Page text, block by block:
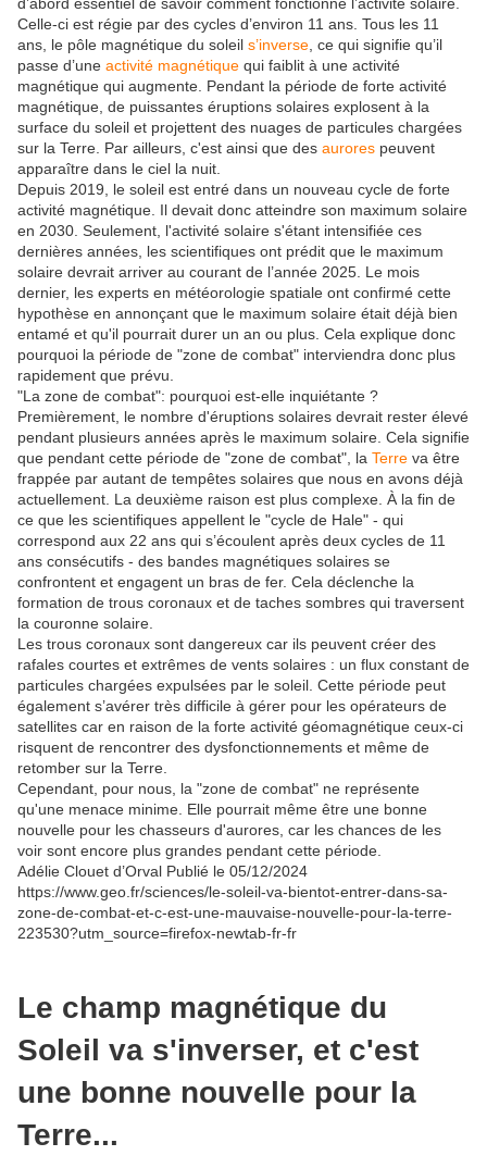
d’abord essentiel de savoir comment fonctionne l’activité solaire.
Celle-ci est régie par des cycles d’environ 11 ans. Tous les 11
ans, le pôle magnétique du soleil s’inverse, ce qui signifie qu’il
passe d’une activité magnétique qui faiblit à une activité
magnétique qui augmente. Pendant la période de forte activité
magnétique, de puissantes éruptions solaires explosent à la
surface du soleil et projettent des nuages de particules chargées
sur la Terre. Par ailleurs, c'est ainsi que des aurores peuvent
apparaître dans le ciel la nuit.
Depuis 2019, le soleil est entré dans un nouveau cycle de forte
activité magnétique. Il devait donc atteindre son maximum solaire
en 2030. Seulement, l'activité solaire s'étant intensifiée ces
dernières années, les scientifiques ont prédit que le maximum
solaire devrait arriver au courant de l’année 2025. Le mois
dernier, les experts en météorologie spatiale ont confirmé cette
hypothèse en annonçant que le maximum solaire était déjà bien
entamé et qu'il pourrait durer un an ou plus. Cela explique donc
pourquoi la période de "zone de combat" interviendra donc plus
rapidement que prévu.
"La zone de combat": pourquoi est-elle inquiétante ?
Premièrement, le nombre d'éruptions solaires devrait rester élevé
pendant plusieurs années après le maximum solaire. Cela signifie
que pendant cette période de "zone de combat", la Terre va être
frappée par autant de tempêtes solaires que nous en avons déjà
actuellement. La deuxième raison est plus complexe. À la fin de
ce que les scientifiques appellent le "cycle de Hale" - qui
correspond aux 22 ans qui s’écoulent après deux cycles de 11
ans consécutifs - des bandes magnétiques solaires se
confrontent et engagent un bras de fer. Cela déclenche la
formation de trous coronaux et de taches sombres qui traversent
la couronne solaire.
Les trous coronaux sont dangereux car ils peuvent créer des
rafales courtes et extrêmes de vents solaires : un flux constant de
particules chargées expulsées par le soleil. Cette période peut
également s’avérer très difficile à gérer pour les opérateurs de
satellites car en raison de la forte activité géomagnétique ceux-ci
risquent de rencontrer des dysfonctionnements et même de
retomber sur la Terre.
Cependant, pour nous, la "zone de combat" ne représente
qu'une menace minime. Elle pourrait même être une bonne
nouvelle pour les chasseurs d'aurores, car les chances de les
voir sont encore plus grandes pendant cette période.
Adélie Clouet d’Orval Publié le 05/12/2024
https://www.geo.fr/sciences/le-soleil-va-bientot-entrer-dans-sa-
zone-de-combat-et-c-est-une-mauvaise-nouvelle-pour-la-terre-
223530?utm_source=firefox-newtab-fr-fr
Le champ magnétique du
Soleil va s'inverser, et c'est
une bonne nouvelle pour la
Terre...